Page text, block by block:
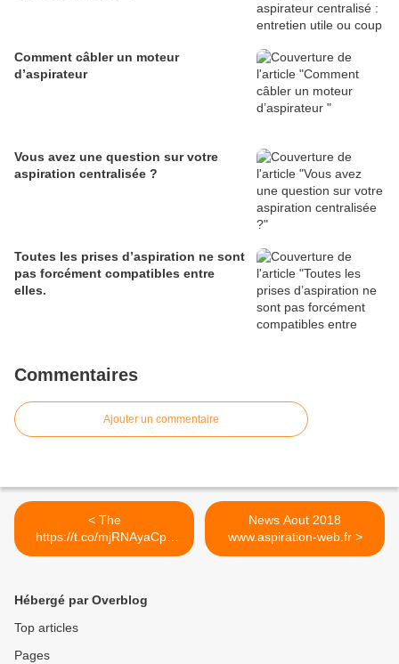
Comment câbler un moteur
d’aspirateur
Vous avez une question sur votre
aspiration centralisée ?
Toutes les prises d’aspiration ne sont
pas forcément compatibles entre
elles.
Commentaires
Ajouter un commentaire
< The
https://t.co/mjRNAyaCph
Daily est en ligne!...
News Aout 2018
www.aspiration-web.fr >
Hébergé par Overblog
Top articles
Pages